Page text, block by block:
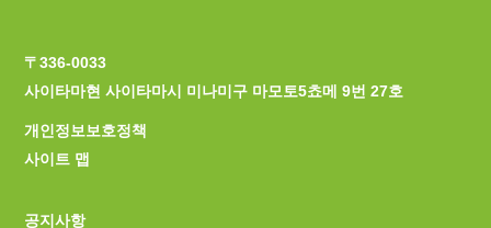
〒336-0033
사이타마현 사이타마시 미나미구 마모토5쵸메 9번 27호
개인정보보호정책
사이트 맵
공지사항